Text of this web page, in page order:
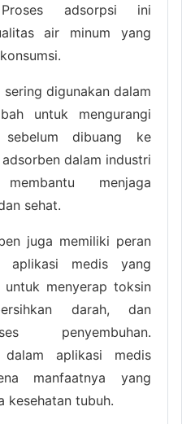
adsorpsi ini
air minum yang
digunakan dalam
untuk mengurangi
dibuang ke
dalam industri
menjaga
sehat.
juga memiliki peran
aplikasi medis yang
untuk menyerap toksin
darah, dan
penyembuhan.
dalam aplikasi medis
manfaatnya yang
kesehatan tubuh.